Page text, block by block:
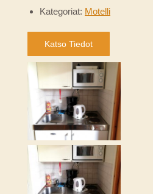
Kategoriat: Motelli
Katso Tiedot